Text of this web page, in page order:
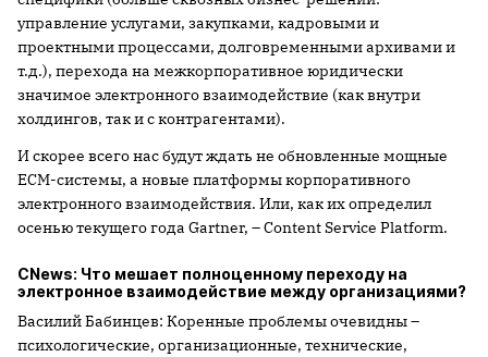
управление услугами, закупками, кадровыми и
проектными процессами, долговременными архивами и
т.д.), перехода на межкорпоративное юридически
значимое электронного взаимодействие (как внутри
холдингов, так и с контрагентами).
И скорее всего нас будут ждать не обновленные мощные
ECM-системы, а новые платформы корпоративного
электронного взаимодействия. Или, как их определил
осенью текущего года Gartner, – Content Service Platform.
CNews: Что мешает полноценному переходу на
электронное взаимодействие между организациями?
Василий Бабинцев: Коренные проблемы очевидны –
психологические, организационные, технические,